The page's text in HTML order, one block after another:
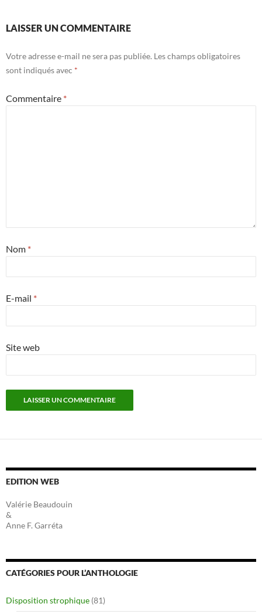
LAISSER UN COMMENTAIRE
Votre adresse e-mail ne sera pas publiée. Les champs obligatoires
sont indiqués avec *
Commentaire *
Nom *
E-mail *
Site web
EDITION WEB
Valérie Beaudouin
&
Anne F. Garréta
CATÉGORIES POUR L’ANTHOLOGIE
Disposition strophique (81)